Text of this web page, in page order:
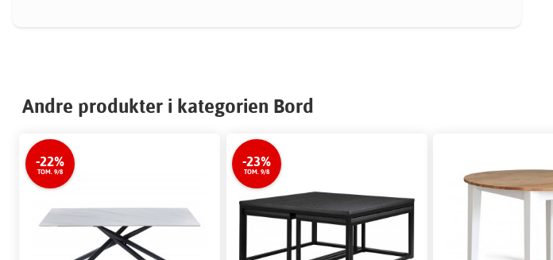
Andre produkter i kategorien Bord
-22%
TOM. 9/8
-23%
TOM. 9/8